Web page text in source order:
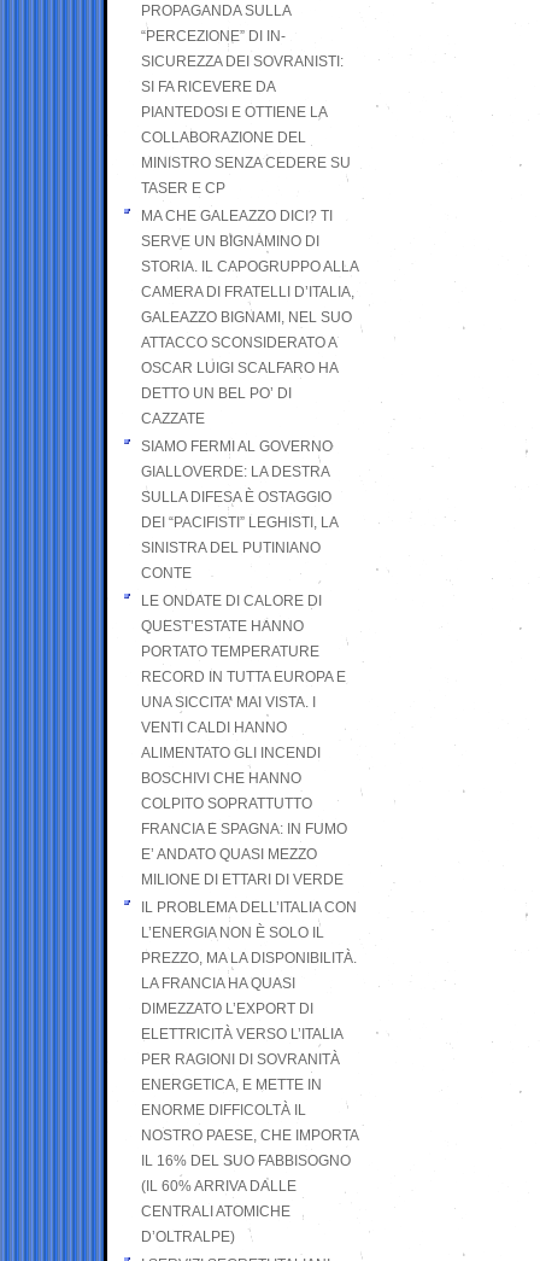
PROPAGANDA SULLA
“PERCEZIONE” DI IN-
SICUREZZA DEI SOVRANISTI:
SI FA RICEVERE DA
PIANTEDOSI E OTTIENE LA
COLLABORAZIONE DEL
MINISTRO SENZA CEDERE SU
TASER E CP
MA CHE GALEAZZO DICI? TI
SERVE UN BIGNAMINO DI
STORIA. IL CAPOGRUPPO ALLA
CAMERA DI FRATELLI D’ITALIA,
GALEAZZO BIGNAMI, NEL SUO
ATTACCO SCONSIDERATO A
OSCAR LUIGI SCALFARO HA
DETTO UN BEL PO’ DI
CAZZATE
SIAMO FERMI AL GOVERNO
GIALLOVERDE: LA DESTRA
SULLA DIFESA È OSTAGGIO
DEI “PACIFISTI” LEGHISTI, LA
SINISTRA DEL PUTINIANO
CONTE
LE ONDATE DI CALORE DI
QUEST’ESTATE HANNO
PORTATO TEMPERATURE
RECORD IN TUTTA EUROPA E
UNA SICCITA’ MAI VISTA. I
VENTI CALDI HANNO
ALIMENTATO GLI INCENDI
BOSCHIVI CHE HANNO
COLPITO SOPRATTUTTO
FRANCIA E SPAGNA: IN FUMO
E’ ANDATO QUASI MEZZO
MILIONE DI ETTARI DI VERDE
IL PROBLEMA DELL’ITALIA CON
L’ENERGIA NON È SOLO IL
PREZZO, MA LA DISPONIBILITÀ.
LA FRANCIA HA QUASI
DIMEZZATO L’EXPORT DI
ELETTRICITÀ VERSO L’ITALIA
PER RAGIONI DI SOVRANITÀ
ENERGETICA, E METTE IN
ENORME DIFFICOLTÀ IL
NOSTRO PAESE, CHE IMPORTA
IL 16% DEL SUO FABBISOGNO
(IL 60% ARRIVA DALLE
CENTRALI ATOMICHE
D’OLTRALPE)